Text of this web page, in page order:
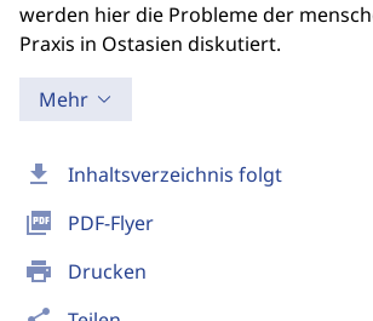
download Inhaltsverzeichnis folgt
picture_as_pdf PDF-Flyer
print Drucken
werden hier die Probleme der
Praxis in Ostasien diskutiert.
Mehr